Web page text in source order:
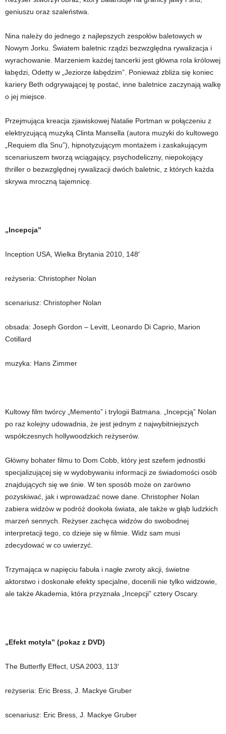
geniuszu oraz szaleństwa.
Nina należy do jednego z najlepszych zespołów baletowych w
Nowym Jorku. Światem baletnic rządzi bezwzględna rywalizacja i
wyrachowanie. Marzeniem każdej tancerki jest główna rola królowej
łabędzi, Odetty w „Jeziorze łabędzim”. Ponieważ zbliża się koniec
kariery Beth odgrywającej tę postać, inne baletnice zaczynają walkę
o jej miejsce.
Przejmująca kreacja zjawiskowej Natalie Portman w połączeniu z
elektryzującą muzyką Clinta Mansella (autora muzyki do kultowego
„Requiem dla Snu”), hipnotyzującym montażem i zaskakującym
scenariuszem tworzą wciągający, psychodeliczny, niepokojący
thriller o bezwzględnej rywalizacji dwóch baletnic, z których każda
skrywa mroczną tajemnicę.
„Incepcja”
Inception USA, Wielka Brytania 2010, 148′
reżyseria: Christopher Nolan
scenariusz: Christopher Nolan
obsada: Joseph Gordon – Levitt, Leonardo Di Caprio, Marion
Cotillard
muzyka: Hans Zimmer
Kultowy film twórcy „Memento” i trylogii Batmana. „Incepcją” Nolan
po raz kolejny udowadnia, że jest jednym z najwybitniejszych
współczesnych hollywoodzkich reżyserów.
Główny bohater filmu to Dom Cobb, który jest szefem jednostki
specjalizującej się w wydobywaniu informacji ze świadomości osób
znajdujących się we śnie. W ten sposób może on zarówno
pozyskiwać, jak i wprowadzać nowe dane. Christopher Nolan
zabiera widzów w podróż dookoła świata, ale także w głąb ludzkich
marzeń sennych. Reżyser zachęca widzów do swobodnej
interpretacji tego, co dzieje się w filmie. Widz sam musi
zdecydować w co uwierzyć.
Trzymająca w napięciu fabuła i nagłe zwroty akcji, świetne
aktorstwo i doskonałe efekty specjalne, docenili nie tylko widzowie,
ale także Akademia, która przyznała „Incepcji” cztery Oscary.
„Efekt motyla” (pokaz z DVD)
The Butterfly Effect, USA 2003, 113′
reżyseria: Eric Bress, J. Mackye Gruber
scenariusz: Eric Bress, J. Mackye Gruber